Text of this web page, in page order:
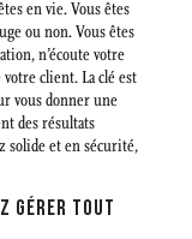
en vie. Vous êtes
ou non. Vous êtes
n’écoute votre
client. La clé est
vous donner une
des résultats
solide et en sécurité,
GÉRER TOUT